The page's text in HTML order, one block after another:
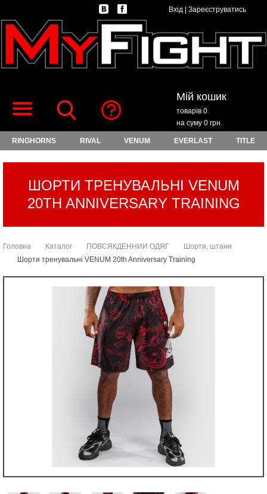
Вхід Зареєструватись
Мій кошик
товарів 0
на суму 0 грн.
RINGHORNS RIVAL VENUM EVERLAST TITLE
ШОРТИ ТРЕНУВАЛЬНІ VENUM
20TH ANNIVERSARY TRAINING
Головна Каталог ПОВСЯКДЕННИЙ ОДЯГ
Шорти, штани
Шорти тренувальні VENUM 20th Anniversary Training